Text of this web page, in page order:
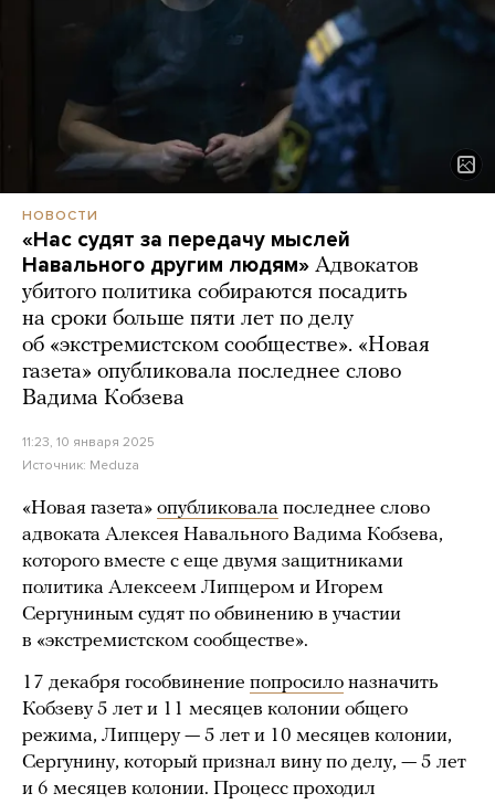
НОВОСТИ
«Нас судят за передачу мыслей
Навального другим людям» Адвокатов
убитого политика собираются посадить
на сроки больше пяти лет по делу
об «экстремистском сообществе». «Новая
газета» опубликовала последнее слово
Вадима Кобзева
11:23, 10 января 2025
Источник: Meduza
«Новая газета» опубликовала последнее слово
адвоката Алексея Навального Вадима Кобзева,
которого вместе с еще двумя защитниками
политика Алексеем Липцером и Игорем
Сергуниным судят по обвинению в участии
в «экстремистском сообществе».
17 декабря гособвинение попросило назначить
Кобзеву 5 лет и 11 месяцев колонии общего
режима, Липцеру — 5 лет и 10 месяцев колонии,
Сергунину, который признал вину по делу, — 5 лет
и 6 месяцев колонии. Процесс проходил